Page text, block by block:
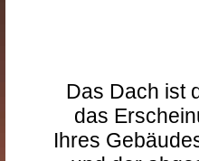
Das Dach ist
das
Ihres